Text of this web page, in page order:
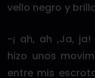
vello negro y
-¡ ah, ah ,Ja,
hizo unos
entre mis